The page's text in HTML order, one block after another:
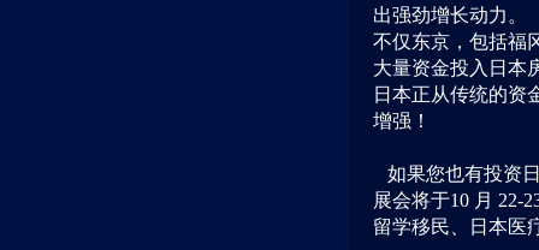
出强劲增长动力。
不仅东京，包括福
大量资金投入日本
日本正从传统的资
增强！
如果您也有投资
展会将于10 月 22-
留学移民、日本医